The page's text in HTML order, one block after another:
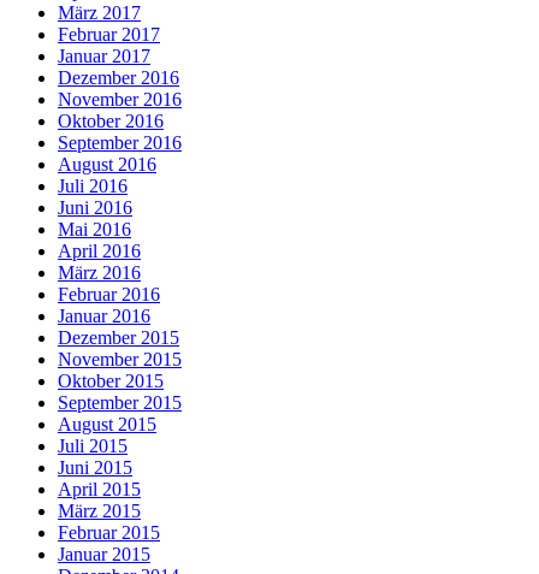
März 2017
Februar 2017
Januar 2017
Dezember 2016
November 2016
Oktober 2016
September 2016
August 2016
Juli 2016
Juni 2016
Mai 2016
April 2016
März 2016
Februar 2016
Januar 2016
Dezember 2015
November 2015
Oktober 2015
September 2015
August 2015
Juli 2015
Juni 2015
April 2015
März 2015
Februar 2015
Januar 2015